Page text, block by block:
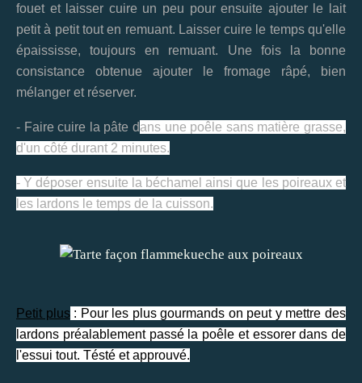
fouet et laisser cuire un peu pour ensuite ajouter le lait
petit à petit tout en remuant. Laisser cuire le temps qu'elle
épaississe, toujours en remuant. Une fois la bonne
consistance obtenue ajouter le fromage râpé, bien
mélanger et réserver.
- Faire cuire la pâte dans une poêle sans matière grasse,
d'un côté durant 2 minutes.
- Y déposer ensuite la béchamel ainsi que les poireaux et
les lardons le temps de la cuisson.
Petit plus: Pour les plus gourmands on peut y mettre des
lardons préalablement passé la poêle et essorer dans de
l'essui tout. Tésté et approuvé.